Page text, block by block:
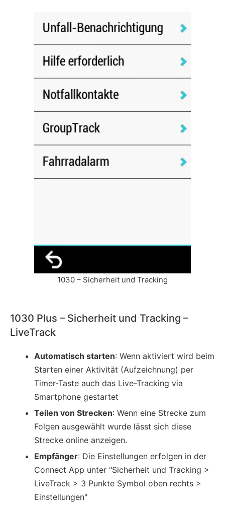
1030 – Sicherheit und Tracking
1030 Plus – Sicherheit und Tracking –
LiveTrack
Automatisch starten: Wenn aktiviert wird beim
Starten einer Aktivität (Aufzeichnung) per
Timer-Taste auch das Live-Tracking via
Smartphone gestartet
Teilen von Strecken: Wenn eine Strecke zum
Folgen ausgewählt wurde lässt sich diese
Strecke online anzeigen.
Empfänger: Die Einstellungen erfolgen in der
Connect App unter "Sicherheit und Tracking >
LiveTrack > 3 Punkte Symbol oben rechts >
Einstellungen"